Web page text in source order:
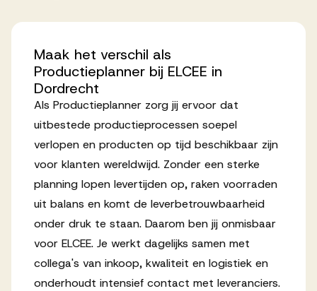
Aanmelden
Werken bij AV
Voor kandidaten
Inspiratie
Maak het verschil als
Productieplanner bij ELCEE in
Dordrecht
Als Productieplanner zorg jij ervoor dat
uitbestede productieprocessen soepel
verlopen en producten op tijd beschikbaar zijn
voor klanten wereldwijd. Zonder een sterke
planning lopen levertijden op, raken voorraden
uit balans en komt de leverbetrouwbaarheid
onder druk te staan. Daarom ben jij onmisbaar
voor ELCEE. Je werkt dagelijks samen met
collega's van inkoop, kwaliteit en logistiek en
onderhoudt intensief contact met leveranciers.